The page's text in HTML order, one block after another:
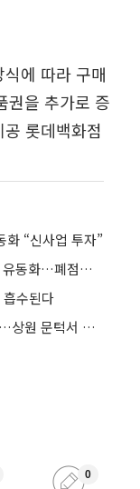
에 따라 구매
권을 추가로 증
롯데백화점
화 “신사업 투자”
롯데쇼핑, 롯데백 중동점ㆍ안산점 등 6곳 유동화…폐점으로 이어질까?
수된다
美 클래리티 법안 연내 통과 가능성 13%…상원 문턱서 제동
0